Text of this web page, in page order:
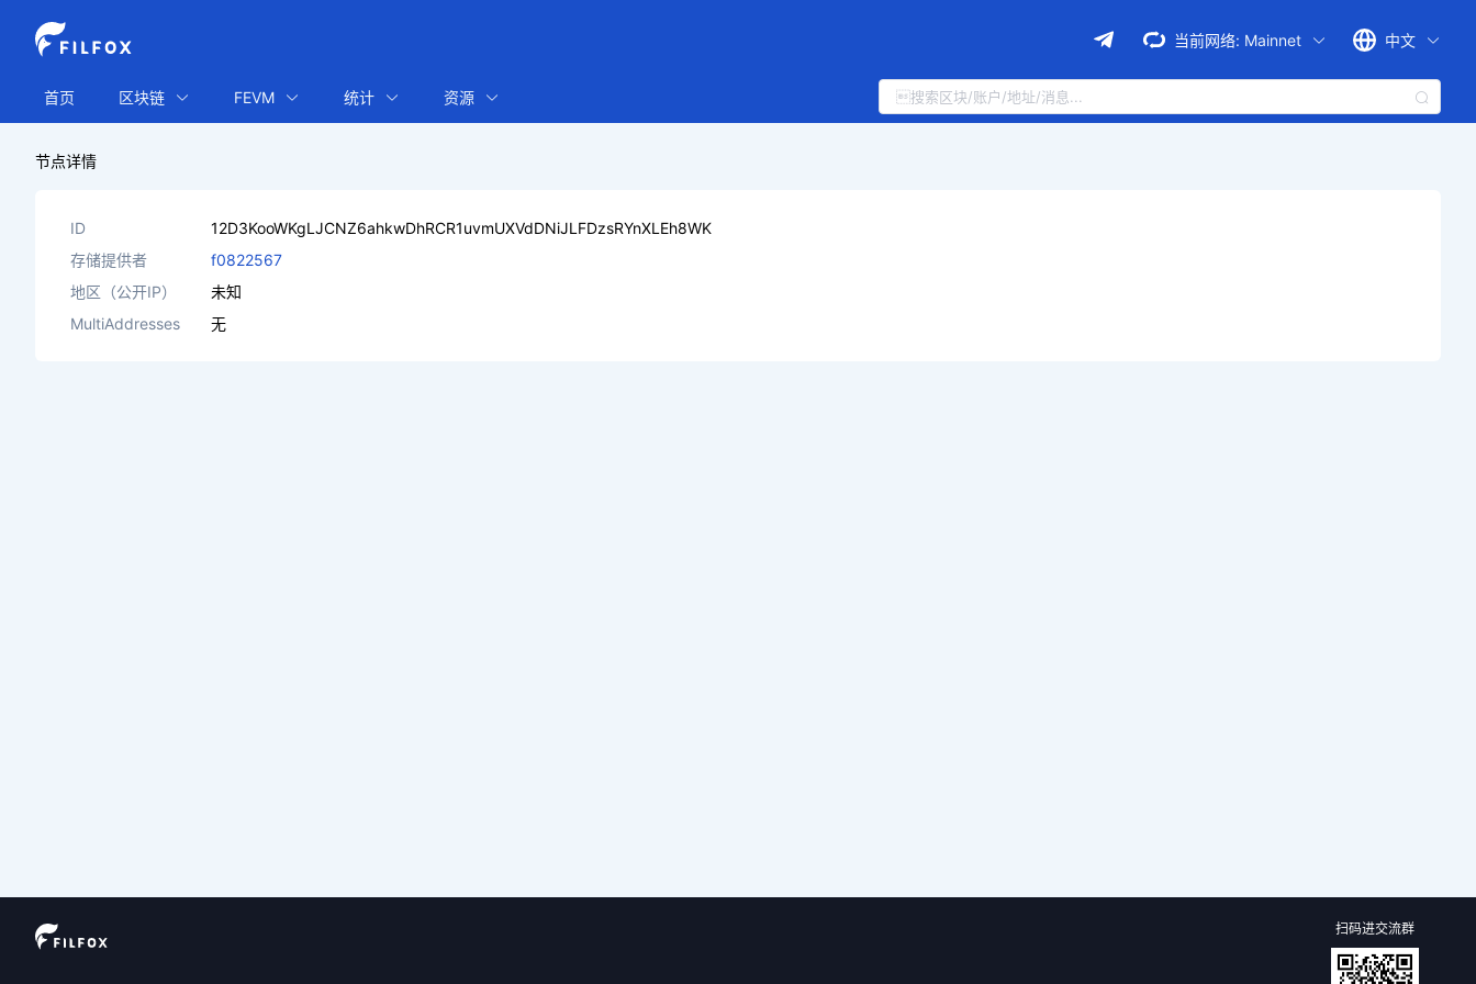
当前网络: Mainnet 中文
首页 区块链 FEVM 统计 资源
节点详情
ID
12D3KooWKgLJCNZ6ahkwDhRCR1uvmUXVdDNiJLFDzsRYnXLEh8WK
存储提供者
f0822567
地区（公开IP）
未知
MultiAddresses
无
扫码进交流群